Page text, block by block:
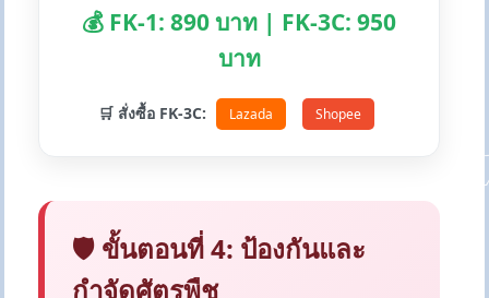
💰 FK-1: 890 บาท | FK-3C: 950
บาท
🛒 สั่งซื้อ FK-3C: Lazada Shopee
🛡️ ขั้นตอนที่ 4: ป้องกันและ
กำจัดศัตรูพืช